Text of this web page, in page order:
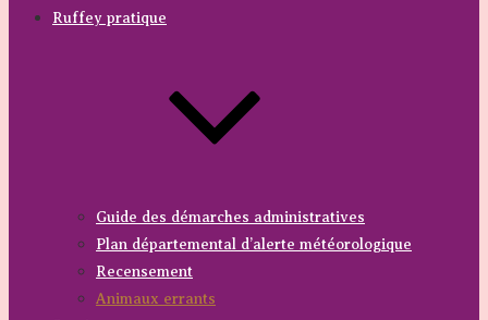
Ruffey pratique
Guide des démarches administratives
Plan départemental d’alerte météorologique
Recensement
Animaux errants